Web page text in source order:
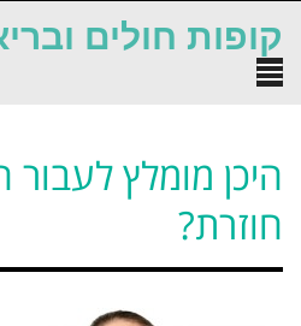
קופות חולים
תפריט
היכן מומלץ
חוזרת?